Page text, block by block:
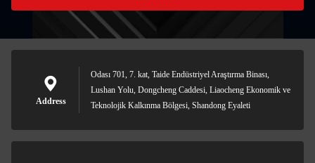
Address
Odası 701, 7. kat, Taide Endüstriyel Araştırma Binası,
Lushan Yolu, Dongcheng Caddesi, Liaocheng Ekonomik ve
Teknolojik Kalkınma Bölgesi, Shandong Eyaleti